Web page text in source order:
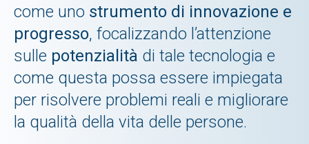
come uno strumento di innovazione e
progresso, focalizzando l’attenzione
sulle potenzialità di tale tecnologia e
come questa possa essere impiegata
per risolvere problemi reali e migliorare
la qualità della vita delle persone.